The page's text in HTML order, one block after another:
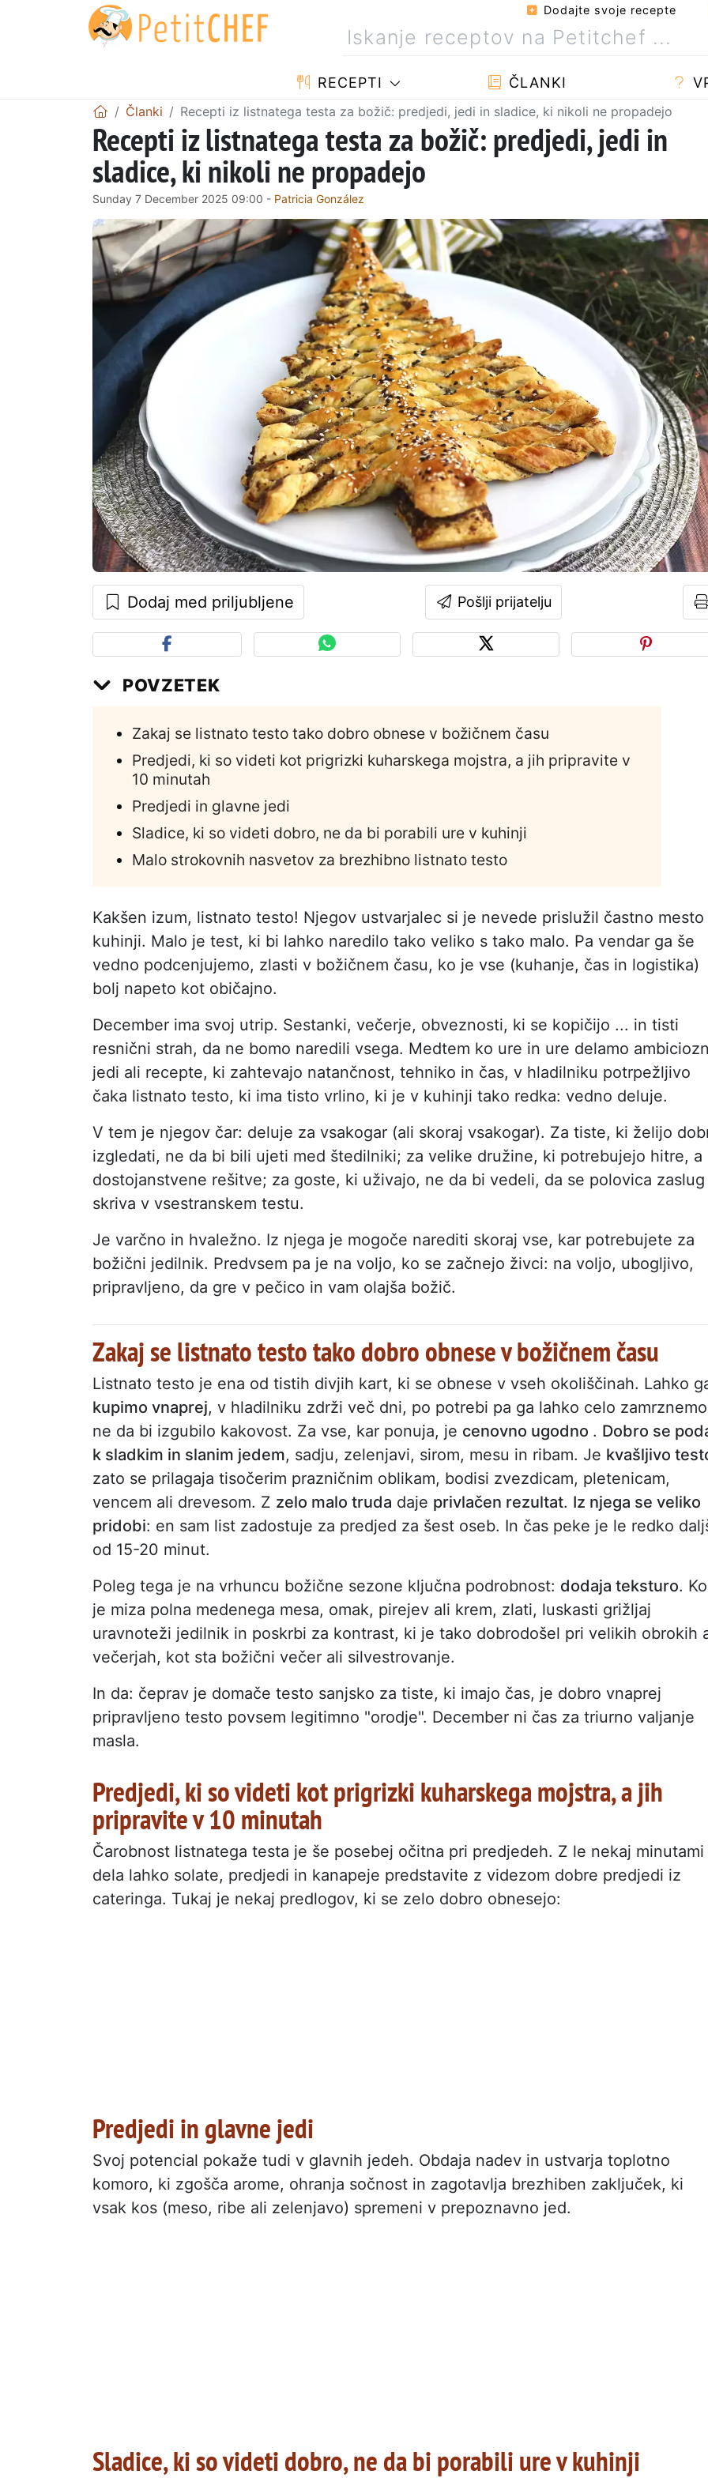
Dodajte svoje recepte
RECEPTI ČLANKI
Članki Recepti iz listnatega testa za božič: predjedi, jedi in sladice, ki nikoli ne propadejo
Recepti iz listnatega testa za božič: predjedi, jedi in
sladice, ki nikoli ne propadejo
Sunday 7 December 2025 09:00 - Patricia González
Dodaj med priljubljene Pošlji prijatelju
POVZETEK
Zakaj se listnato testo tako dobro obnese v božičnem času
Predjedi, ki so videti kot prigrizki kuharskega mojstra, a jih pripravite v
10 minutah
Predjedi in glavne jedi
Sladice, ki so videti dobro, ne da bi porabili ure v kuhinji
Malo strokovnih nasvetov za brezhibno listnato testo
Kakšen izum, listnato testo! Njegov ustvarjalec si je nevede prislužil častno mesto
kuhinji. Malo je test, ki bi lahko naredilo tako veliko s tako malo. Pa vendar ga še
vedno podcenjujemo, zlasti v božičnem času, ko je vse (kuhanje, čas in logistika)
bolj napeto kot običajno.
December ima svoj utrip. Sestanki, večerje, obveznosti, ki se kopičijo ... in tisti
resnični strah, da ne bomo naredili vsega. Medtem ko ure in ure delamo
jedi ali recepte, ki zahtevajo natančnost, tehniko in čas, v hladilniku potrpežljivo
čaka listnato testo, ki ima tisto vrlino, ki je v kuhinji tako redka: vedno deluje.
V tem je njegov čar: deluje za vsakogar (ali skoraj vsakogar). Za tiste, ki želijo
izgledati, ne da bi bili ujeti med štedilniki; za velike družine, ki potrebujejo hitre, a
dostojanstvene rešitve; za goste, ki uživajo, ne da bi vedeli, da se polovica zaslug
skriva v vsestranskem testu.
Je varčno in hvaležno. Iz njega je mogoče narediti skoraj vse, kar potrebujete za
božični jedilnik. Predvsem pa je na voljo, ko se začnejo živci: na voljo, ubogljivo,
pripravljeno, da gre v pečico in vam olajša božič.
Zakaj se listnato testo tako dobro obnese v božičnem času
Listnato testo je ena od tistih divjih kart, ki se obnese v vseh okoliščinah. Lahko
kupimo vnaprej, v hladilniku zdrži več dni, po potrebi pa ga lahko celo
ne da bi izgubilo kakovost. Za vse, kar ponuja, je cenovno ugodno . Dobro se
k sladkim in slanim jedem, sadju, zelenjavi, sirom, mesu in ribam. Je kvašljivo
zato se prilagaja tisočerim prazničnim oblikam, bodisi zvezdicam, pletenicam,
vencem ali drevesom. Z zelo malo truda daje privlačen rezultat. Iz njega se veliko
pridobi: en sam list zadostuje za predjed za šest oseb. In čas peke je le redko
od 15-20 minut.
Poleg tega je na vrhuncu božične sezone ključna podrobnost: dodaja teksturo. Ko
je miza polna medenega mesa, omak, pirejev ali krem, zlati, luskasti grižljaj
uravnoteži jedilnik in poskrbi za kontrast, ki je tako dobrodošel pri velikih obrokih
večerjah, kot sta božični večer ali silvestrovanje.
In da: čeprav je domače testo sanjsko za tiste, ki imajo čas, je dobro vnaprej
pripravljeno testo povsem legitimno "orodje". December ni čas za triurno valjanje
masla.
Predjedi, ki so videti kot prigrizki kuharskega mojstra, a jih
pripravite v 10 minutah
Čarobnost listnatega testa je še posebej očitna pri predjedeh. Z le nekaj minutami
dela lahko solate, predjedi in kanapeje predstavite z videzom dobre predjedi iz
cateringa. Tukaj je nekaj predlogov, ki se zelo dobro obnesejo:
Predjedi in glavne jedi
Svoj potencial pokaže tudi v glavnih jedeh. Obdaja nadev in ustvarja toplotno
komoro, ki zgošča arome, ohranja sočnost in zagotavlja brezhiben zaključek, ki
vsak kos (meso, ribe ali zelenjavo) spremeni v prepoznavno jed.
Sladice, ki so videti dobro, ne da bi porabili ure v kuhinji